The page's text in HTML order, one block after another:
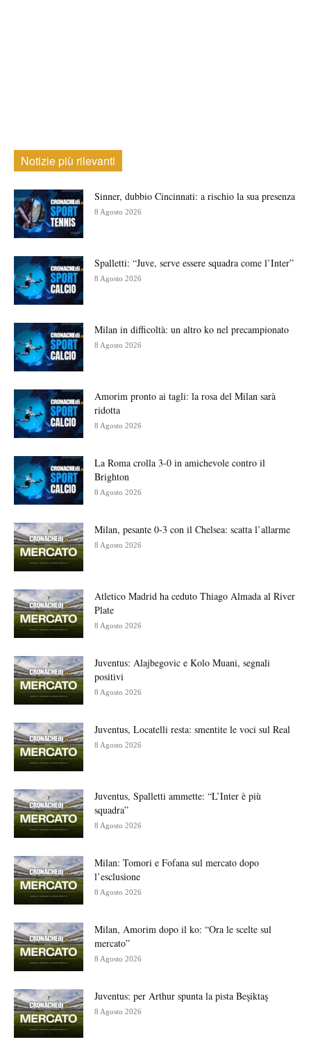
Notizie più rilevanti
Sinner, dubbio Cincinnati: a rischio la sua presenza
8 Agosto 2026
Spalletti: “Juve, serve essere squadra come l’Inter”
8 Agosto 2026
Milan in difficoltà: un altro ko nel precampionato
8 Agosto 2026
Amorim pronto ai tagli: la rosa del Milan sarà
ridotta
8 Agosto 2026
La Roma crolla 3-0 in amichevole contro il
Brighton
8 Agosto 2026
Milan, pesante 0-3 con il Chelsea: scatta l’allarme
8 Agosto 2026
Atletico Madrid ha ceduto Thiago Almada al River
Plate
8 Agosto 2026
Juventus: Alajbegovic e Kolo Muani, segnali
positivi
8 Agosto 2026
Juventus, Locatelli resta: smentite le voci sul Real
8 Agosto 2026
Juventus, Spalletti ammette: “L’Inter è più
squadra”
8 Agosto 2026
Milan: Tomori e Fofana sul mercato dopo
l’esclusione
8 Agosto 2026
Milan, Amorim dopo il ko: “Ora le scelte sul
mercato”
8 Agosto 2026
Juventus: per Arthur spunta la pista Beşiktaş
8 Agosto 2026